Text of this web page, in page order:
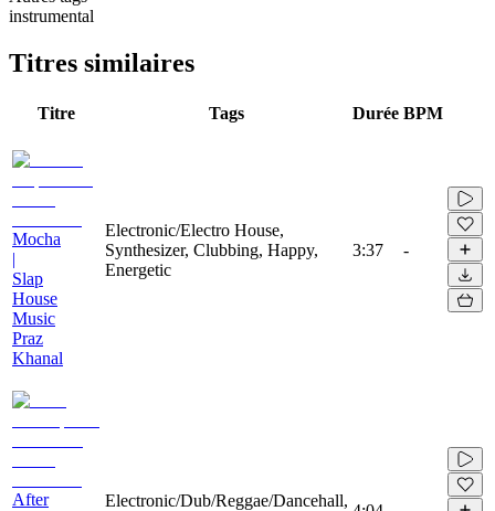
instrumental
Titres similaires
Titre Tags Durée BPM
Mocha
|
Slap
House
Music
Praz
Khanal
Electronic/Electro House,
Synthesizer, Clubbing, Happy,
Energetic
3:37 -
After
Electronic/Dub/Reggae/Dancehall,